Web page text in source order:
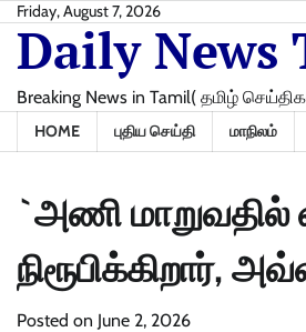
Skip
content
Friday, August 7, 2026
Daily News
Breaking News in Tamil( தமிழ்
HOME புதிய செய்தி மாநிலம்
`அணி மாறுவதில்
நிரூபிக்கிறார்,
Posted on June 2, 2026